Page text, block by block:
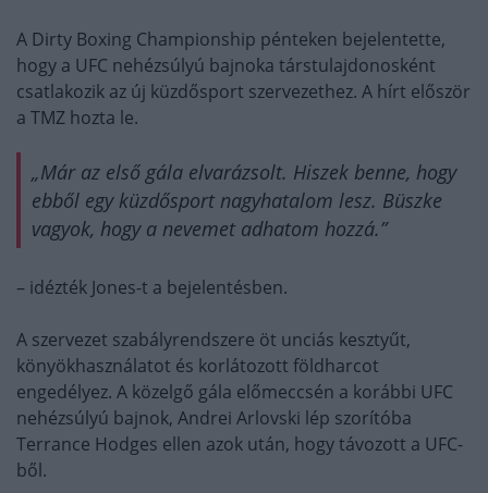
A Dirty Boxing Championship pénteken bejelentette,
hogy a UFC nehézsúlyú bajnoka társtulajdonosként
csatlakozik az új küzdősport szervezethez. A hírt először
a TMZ hozta le.
„Már az első gála elvarázsolt. Hiszek benne, hogy
ebből egy küzdősport nagyhatalom lesz. Büszke
vagyok, hogy a nevemet adhatom hozzá.”
– idézték Jones-t a bejelentésben.
A szervezet szabályrendszere öt unciás kesztyűt,
könyökhasználatot és korlátozott földharcot
engedélyez. A közelgő gála előmeccsén a korábbi UFC
nehézsúlyú bajnok, Andrei Arlovski lép szorítóba
Terrance Hodges ellen azok után, hogy távozott a UFC-
ből.